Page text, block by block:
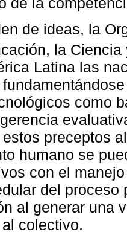
de ideas, la
la Ciencia
Latina las
como
preceptos
humano se
con el
del
al generar una
colectivo.